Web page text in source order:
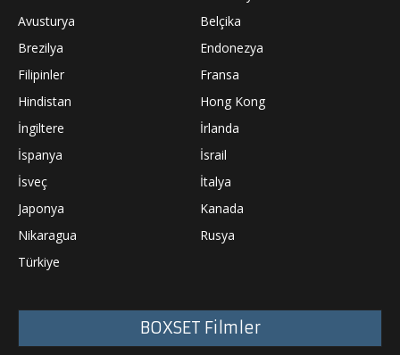
Avusturya
Belçika
Brezilya
Endonezya
Filipinler
Fransa
Hindistan
Hong Kong
İngiltere
İrlanda
İspanya
İsrail
İsveç
İtalya
Japonya
Kanada
Nikaragua
Rusya
Türkiye
BOXSET Filmler